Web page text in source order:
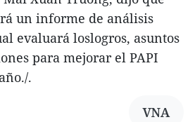
un informe de análisis
evaluará loslogros, asuntos
para mejorar el PAPI
.
VNA